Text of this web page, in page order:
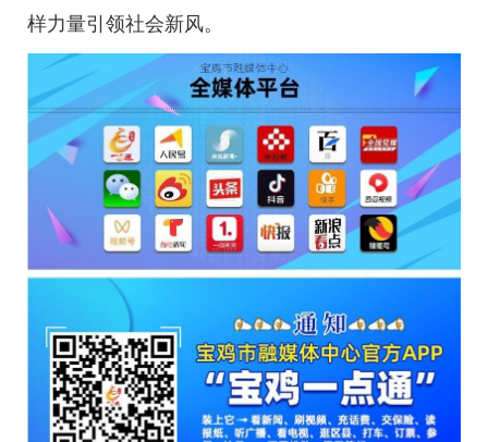
样力量引领社会新风。